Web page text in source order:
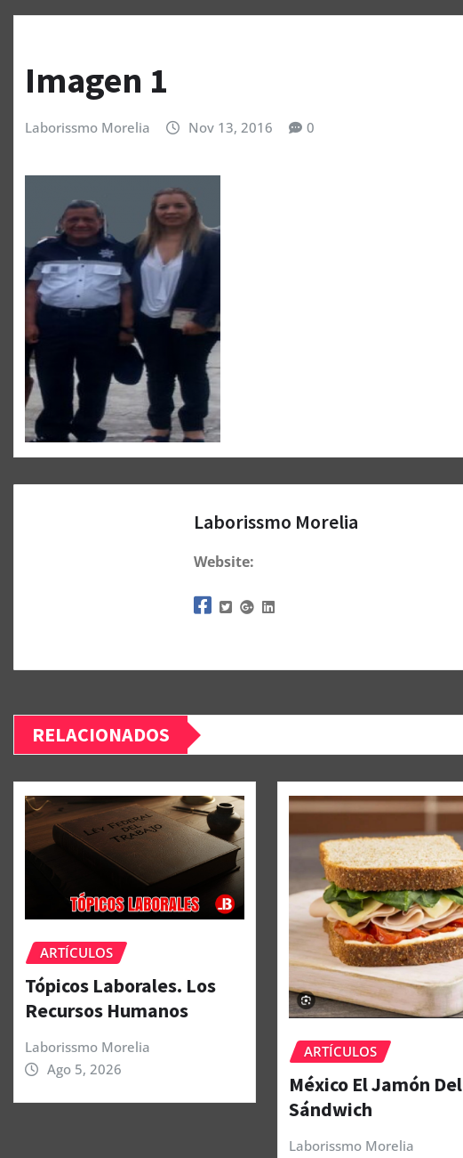
Imagen 1
Laborissmo Morelia Nov 13, 2016 0
Laborissmo Morelia
Website:
RELACIONADOS
ARTÍCULOS
Tópicos Laborales. Los
Recursos Humanos
Laborissmo Morelia
Ago 5, 2026
ARTÍCULOS
México El Jamón Del
Sándwich
Laborissmo Morelia